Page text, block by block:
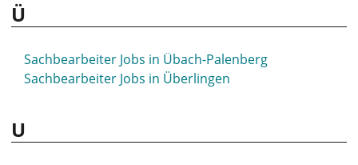
Sachbearbeiter Jobs in Springe
Sachbearbeiter Jobs in Stade
Sachbearbeiter Jobs in Starnberg
Sachbearbeiter Jobs in Staßfurt
Sachbearbeiter Jobs in Stockach
Sachbearbeiter Jobs in Stolberg
Ü
Sachbearbeiter Jobs in Übach-Palenberg
Sachbearbeiter Jobs in Überlingen
U